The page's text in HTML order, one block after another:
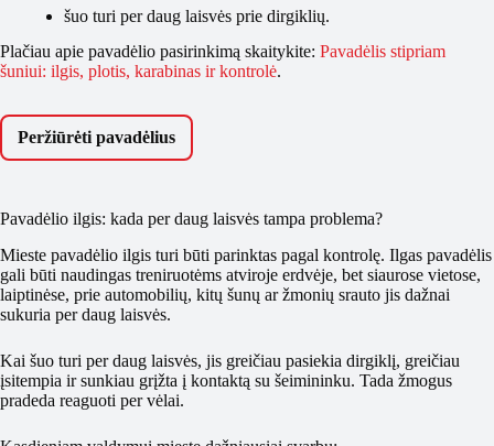
šuo turi per daug laisvės prie dirgiklių.
Plačiau apie pavadėlio pasirinkimą skaitykite: Pavadėlis stipriam
šuniui: ilgis, plotis, karabinas ir kontrolė.
Peržiūrėti pavadėlius
Pavadėlio ilgis: kada per daug laisvės tampa problema?
Mieste pavadėlio ilgis turi būti parinktas pagal kontrolę. Ilgas pavadėlis
gali būti naudingas treniruotėms atviroje erdvėje, bet siaurose vietose,
laiptinėse, prie automobilių, kitų šunų ar žmonių srauto jis dažnai
sukuria per daug laisvės.
Kai šuo turi per daug laisvės, jis greičiau pasiekia dirgiklį, greičiau
įsitempia ir sunkiau grįžta į kontaktą su šeimininku. Tada žmogus
pradeda reaguoti per vėlai.